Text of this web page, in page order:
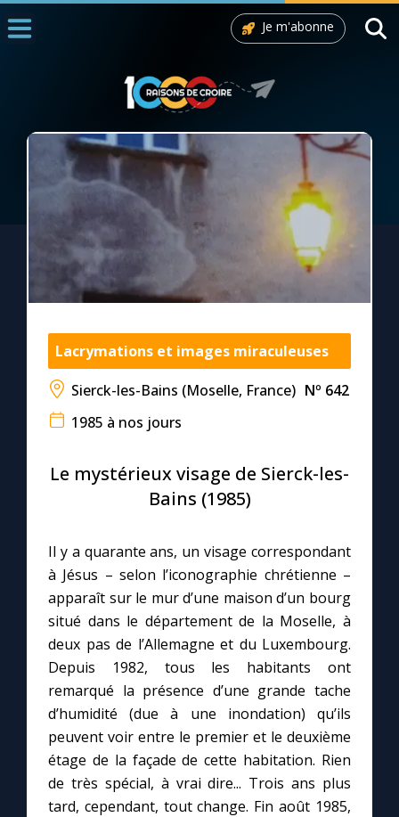
1000 Raisons de Croire
L'actualité de la semaine
La chaîne Youtube
La newsletter
La vidéo de la semaine
Le site internet
Questions-réponses
Prier au quotidien
Avec Thérèse de Lisieux
L'Évangile chaque jour
Les premiers samedis du mois
Je m'abonne
Lacrymations et images miraculeuses
Sierck-les-Bains (Moselle, France) Nº 642
1985 à nos jours
Le mystérieux visage de Sierck-les-
Bains (1985)
Il y a quarante ans, un visage correspondant
à Jésus – selon l’iconographie chrétienne –
apparaît sur le mur d’une maison d’un bourg
situé dans le département de la Moselle, à
deux pas de l’Allemagne et du Luxembourg.
Depuis 1982, tous les habitants ont
remarqué la présence d’une grande tache
d’humidité (due à une inondation) qu’ils
peuvent voir entre le premier et le deuxième
étage de la façade de cette habitation. Rien
de très spécial, à vrai dire... Trois ans plus
tard, cependant, tout change. Fin août 1985,